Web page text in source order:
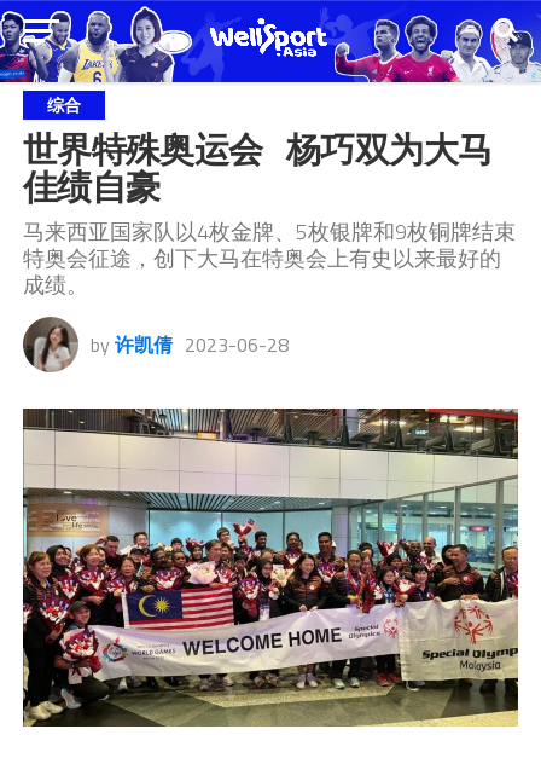
综合
世界特殊奥运会   杨巧双为大马
佳绩自豪
马来西亚国家队以4枚金牌、5枚银牌和9枚铜牌结束
特奥会征途，创下大马在特奥会上有史以来最好的
成绩。
by 许凯倩 2023-06-28